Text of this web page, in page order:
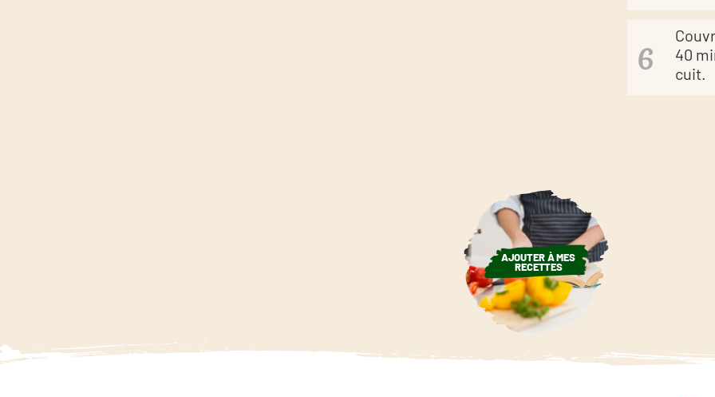
40
cuit.
AJOUTER À MES
RECETTES